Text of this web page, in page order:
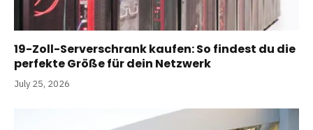
19-Zoll-Serverschrank kaufen: So findest du die
perfekte Größe für dein Netzwerk
July 25, 2026